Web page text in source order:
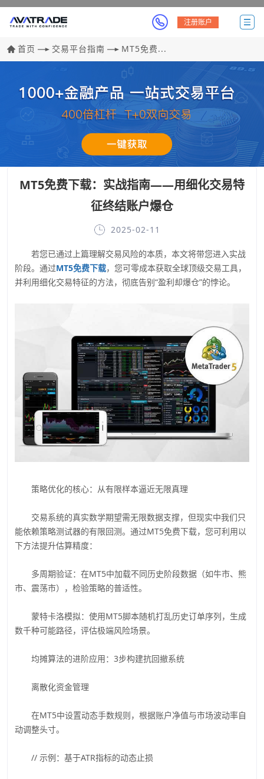
注册账户
首页 交易平台指南 MT5免费...
MT5免费下载：实战指南——用细化交易特
征终结账户爆仓
2025-02-11
若您已通过上篇理解交易风险的本质，本文将带您进入实战
阶段。通过MT5免费下载，您可零成本获取全球顶级交易工具，
并利用细化交易特征的方法，彻底告别“盈利却爆仓”的悖论。
策略优化的核心：从有限样本逼近无限真理
交易系统的真实数学期望需无限数据支撑，但现实中我们只
能依赖策略测试器的有限回测。通过MT5免费下载，您可利用以
下方法提升估算精度：
多周期验证：在MT5中加载不同历史阶段数据（如牛市、熊
市、震荡市），检验策略的普适性。
蒙特卡洛模拟：使用MT5脚本随机打乱历史订单序列，生成
数千种可能路径，评估极端风险场景。
均摊算法的进阶应用：3步构建抗回撤系统
离散化资金管理
在MT5中设置动态手数规则，根据账户净值与市场波动率自
动调整头寸。
// 示例：基于ATR指标的动态止损